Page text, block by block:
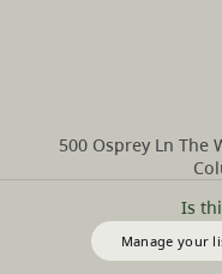
Is
Manage your
500 Osprey Ln